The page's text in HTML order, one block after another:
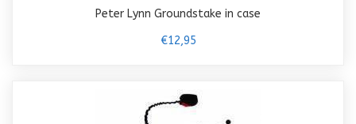
Peter Lynn Groundstake in case
€12,95